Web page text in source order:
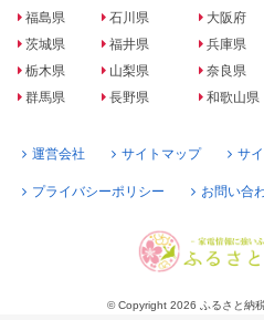
福島県
茨城県
栃木県
群馬県
石川県
福井県
山梨県
長野県
大阪府
兵庫県
奈良県
和歌山県
運営会社 サイトマップ サ
プライバシーポリシー お問い合
© Copyright 2026 ふるさと納